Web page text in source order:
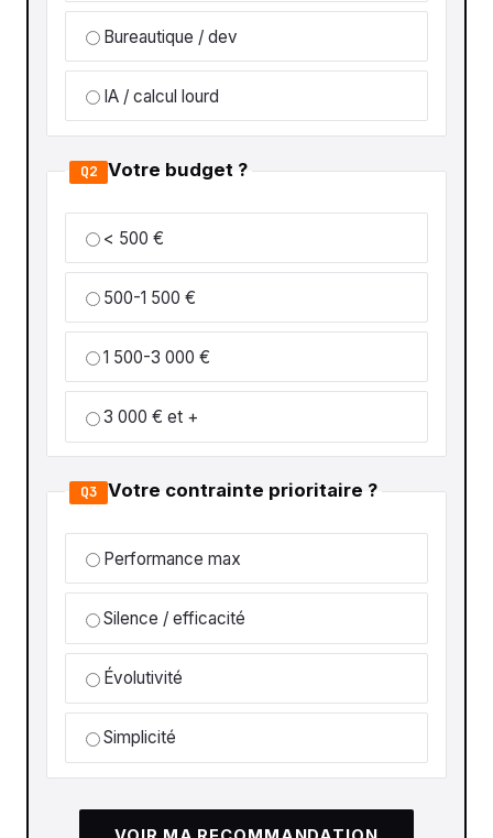
Bureautique / dev
IA / calcul lourd
Q2 Votre budget ?
< 500 €
500-1 500 €
1 500-3 000 €
3 000 € et +
Q3 Votre contrainte prioritaire ?
Performance max
Silence / efficacité
Évolutivité
Simplicité